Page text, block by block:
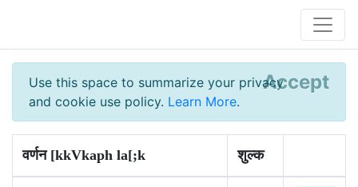
Use this space to summarize your privacy
and cookie use policy. Learn More.
Accept
वर्णन [kkVkaph la[;k शुल्क